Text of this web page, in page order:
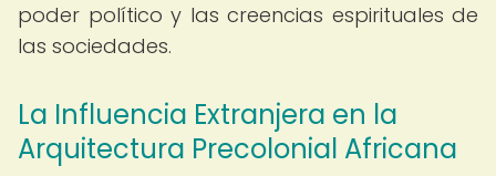
poder político y las creencias espirituales de
las sociedades.
La Influencia Extranjera en la
Arquitectura Precolonial Africana